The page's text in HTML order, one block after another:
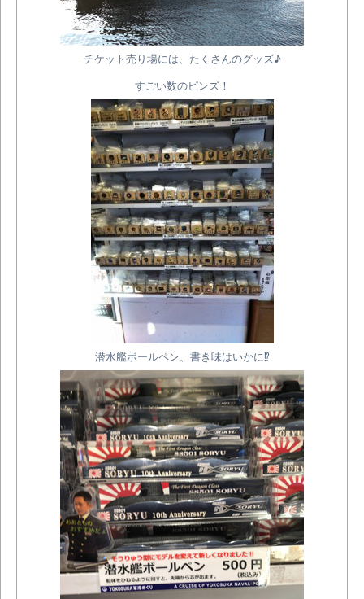
チケット売り場には、たくさんのグッズ♪
すごい数のピンズ！
潜水艦ボールペン、書き味はいかに⁉︎